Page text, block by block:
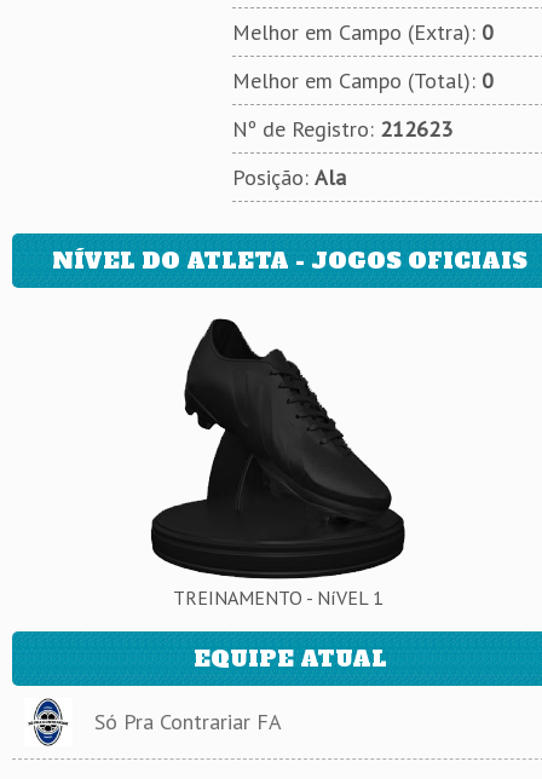
Melhor em Campo (Extra): 0
Melhor em Campo (Total): 0
Nº de Registro: 212623
Posição: Ala
NÍVEL DO ATLETA - JOGOS OFICIAIS
TREINAMENTO - NíVEL 1
EQUIPE ATUAL
Só Pra Contrariar FA